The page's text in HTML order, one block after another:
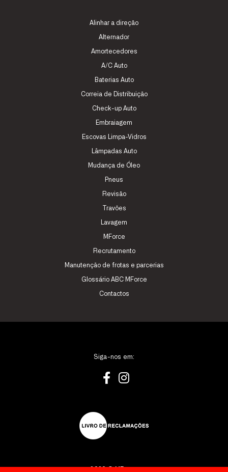
Alinhar a direção
Alternador
Amortecedores
A/C Auto
Baterias Auto
Correia de Distribuição
Check-up Auto
Embraiagem
Escovas Limpa-Vidros
Lâmpadas Auto
Mudança de Óleo
Pneus
Revisão
Travões
Lavagem
MForce
Recrutamento
Manutenção de frotas e parcerias
Glossário ABC MForce
Contactos
Siga-nos em: